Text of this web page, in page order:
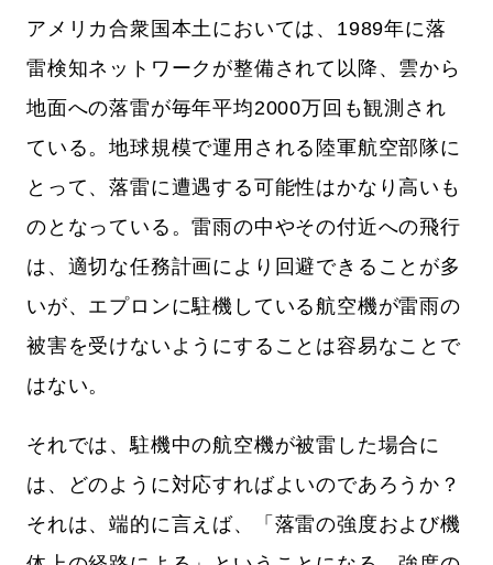
アメリカ合衆国本土においては、1989年に落
雷検知ネットワークが整備されて以降、雲から
地面への落雷が毎年平均2000万回も観測され
ている。地球規模で運用される陸軍航空部隊に
とって、落雷に遭遇する可能性はかなり高いも
のとなっている。雷雨の中やその付近への飛行
は、適切な任務計画により回避できることが多
いが、エプロンに駐機している航空機が雷雨の
被害を受けないようにすることは容易なことで
はない。
それでは、駐機中の航空機が被雷した場合に
は、どのように対応すればよいのであろうか？
それは、端的に言えば、「落雷の強度および機